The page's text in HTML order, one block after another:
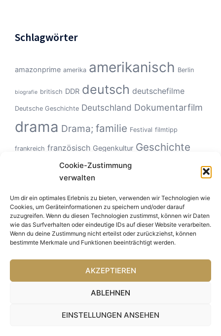
Cookie-Zustimmung
verwalten
Um dir ein optimales Erlebnis zu bieten, verwenden wir Technologien wie
Cookies, um Geräteinformationen zu speichern und/oder darauf
zuzugreifen. Wenn du diesen Technologien zustimmst, können wir Daten
wie das Surfverhalten oder eindeutige IDs auf dieser Website verarbeiten.
Wenn du deine Zustimmung nicht erteilst oder zurückziehst, können
bestimmte Merkmale und Funktionen beeinträchtigt werden.
AKZEPTIEREN
ABLEHNEN
EINSTELLUNGEN ANSEHEN
Schlagwörter
amazonprime amerika amerikanisch Berlin
biografie britisch DDR deutsch deutschefilme
Deutsche Geschichte Deutschland Dokumentarfilm
drama Drama; familie Festival filmtipp
frankreich französisch Gegenkultur Geschichte
Geschlechterverhältnisse Hollywood
Kinoerlebnis
musikfilm Natur netflix politisch Road Movie roadmovie
Romanze Spanien sportfilm Tiere Tierfilm Ungeheuer USA
Zeitgeschichte